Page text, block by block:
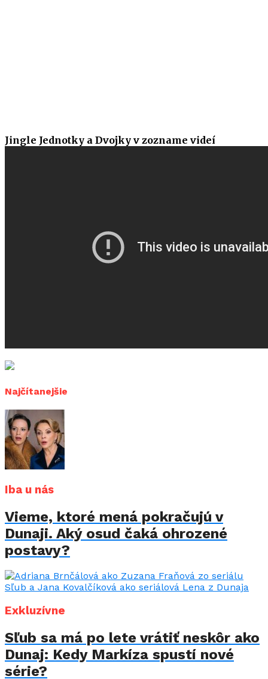
Jingle Jednotky a Dvojky v zozname videí
Najčítanejšie
Iba u nás
Vieme, ktoré mená pokračujú v
Dunaji. Aký osud čaká ohrozené
postavy?
Exkluzívne
Sľub sa má po lete vrátiť neskôr ako
Dunaj: Kedy Markíza spustí nové
série?